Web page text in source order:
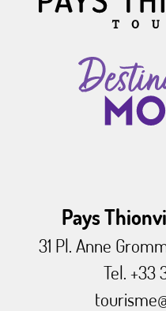
Pays
31 Pl. Anne
Tel. +33